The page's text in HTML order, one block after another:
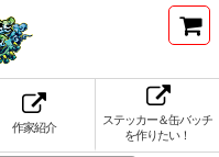
作家紹介
ステッカー＆缶バッチ
を作りたい！